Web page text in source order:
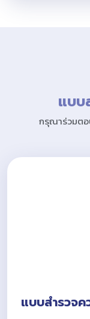
แบบ
กรุณาร่วมตอ
แบบสำรวจ